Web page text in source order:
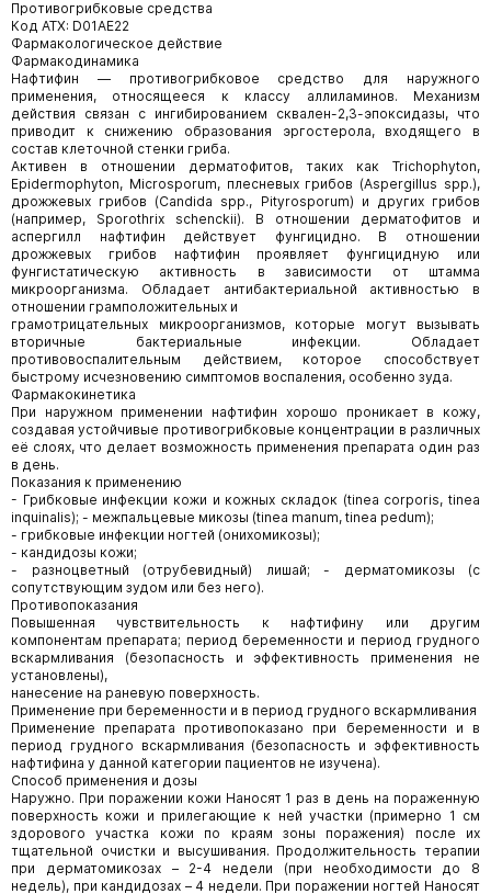
Противогрибковые средства
Код АТХ: D01AE22
Фармакологическое действие
Фармакодинамика
Нафтифин — противогрибковое средство для наружного
применения, относящееся к классу аллиламинов. Механизм
действия связан с ингибированием сквален-2,3-эпоксидазы, что
приводит к снижению образования эргостерола, входящего в
состав клеточной стенки гриба.
Активен в отношении дерматофитов, таких как Trichophyton,
Epidermophyton, Microsporum, плесневых грибов (Aspergillus spp.),
дрожжевых грибов (Candida spp., Pityrosporum) и других грибов
(например, Sporothrix schenckii). В отношении дерматофитов и
аспергилл нафтифин действует фунгицидно. В отношении
дрожжевых грибов нафтифин проявляет фунгицидную или
фунгистатическую активность в зависимости от штамма
микроорганизма. Обладает антибактериальной активностью в
отношении грамположительных и
грамотрицательных микроорганизмов, которые могут вызывать
вторичные бактериальные инфекции. Обладает
противовоспалительным действием, которое способствует
быстрому исчезновению симптомов воспаления, особенно зуда.
Фармакокинетика
При наружном применении нафтифин хорошо проникает в кожу,
создавая устойчивые противогрибковые концентрации в различных
её слоях, что делает возможность применения препарата один раз
в день.
Показания к применению
- Грибковые инфекции кожи и кожных складок (tinea corporis, tinea
inquinalis); - межпальцевые микозы (tinea manum, tinea pedum);
- грибковые инфекции ногтей (онихомикозы);
- кандидозы кожи;
- разноцветный (отрубевидный) лишай; - дерматомикозы (с
сопутствующим зудом или без него).
Противопоказания
Повышенная чувствительность к нафтифину или другим
компонентам препарата; период беременности и период грудного
вскармливания (безопасность и эффективность применения не
установлены),
нанесение на раневую поверхность.
Применение при беременности и в период грудного вскармливания
Применение препарата противопоказано при беременности и в
период грудного вскармливания (безопасность и эффективность
нафтифина у данной категории пациентов не изучена).
Способ применения и дозы
Наружно. При поражении кожи Наносят 1 раз в день на пораженную
поверхность кожи и прилегающие к ней участки (примерно 1 см
здорового участка кожи по краям зоны поражения) после их
тщательной очистки и высушивания. Продолжительность терапии
при дерматомикозах – 2-4 недели (при необходимости до 8
недель), при кандидозах – 4 недели. При поражении ногтей Наносят